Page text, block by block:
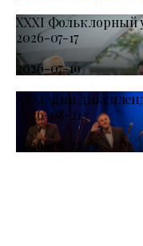
XXXI Фольклорный
2026-07-17
-
2026-07-19
XXXI. Дни
2026-08-21
-
2026-08-23